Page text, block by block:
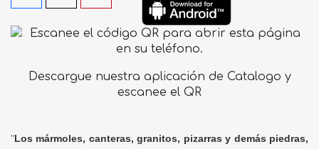
Descargue nuestra aplicación de Catalogo y
escanee el QR
"Los mármoles, canteras, granitos, pizarras y demás piedras,